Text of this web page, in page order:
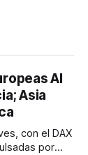
Al
Asia
con el DAX
por